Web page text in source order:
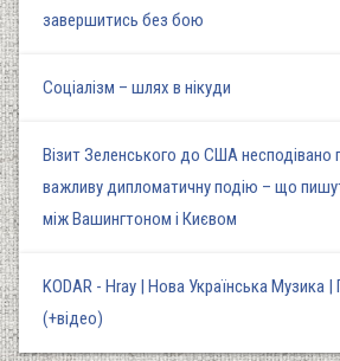
завершитись без бою
Соціалізм – шлях в нікуди
Візит Зеленського до США несподівано
важливу дипломатичну подію – що
між Вашингтоном і Києвом
KODAR - Hray | Нова Українська Музика |
(+відео)